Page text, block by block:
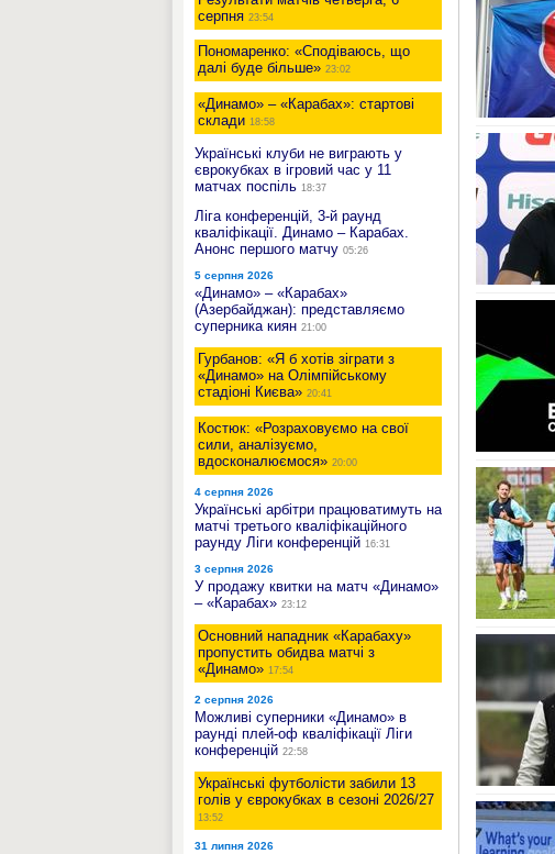
серпня 23:54
Пономаренко: «Сподіваюсь, що
далі буде більше» 23:02
«Динамо» – «Карабах»: стартові
склади 18:58
Українські клуби не виграють у
єврокубках в ігровий час у 11
матчах поспіль 18:37
Ліга конференцій, 3-й раунд
кваліфікації. Динамо – Карабах.
Анонс першого матчу 05:26
5 серпня 2026
«Динамо» – «Карабах»
(Азербайджан): представляємо
суперника киян 21:00
Гурбанов: «Я б хотів зіграти з
«Динамо» на Олімпійському
стадіоні Києва» 20:41
Костюк: «Розраховуємо на свої
сили, аналізуємо,
вдосконалюємося» 20:00
4 серпня 2026
Українські арбітри працюватимуть на
матчі третього кваліфікаційного
раунду Ліги конференцій 16:31
3 серпня 2026
У продажу квитки на матч «Динамо»
– «Карабах» 23:12
Основний нападник «Карабаху»
пропустить обидва матчі з
«Динамо» 17:54
2 серпня 2026
Можливі суперники «Динамо» в
раунді плей-оф кваліфікації Ліги
конференцій 22:58
Українські футболісти забили 13
голів у єврокубках в сезоні 2026/27
13:52
31 липня 2026